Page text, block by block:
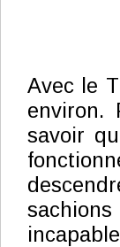
Avec le
environ.
savoir